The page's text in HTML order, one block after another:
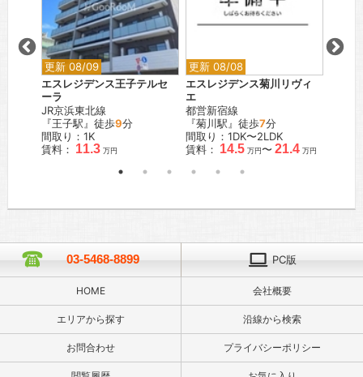
更新 08/09
エスレジデンス王子テルセ
ーラ
JR京浜東北線
『王子駅』徒歩9分
間取り：1K
賃料： 11.3 万円
更新 08/08
エスレジデンス菊川リヴィ
エ
都営新宿線
『菊川駅』徒歩7分
間取り：1DK〜2LDK
賃料： 14.5 万円〜 21.4 万円
03-5468-8899 PC版
HOME 会社概要
エリアから探す 沿線から検索
お問合わせ プライバシーポリシー